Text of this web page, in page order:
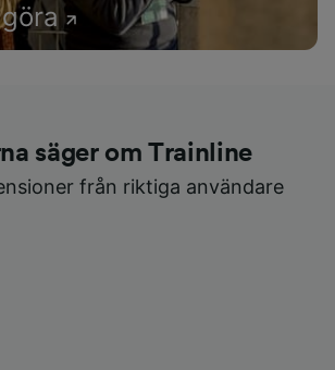
säger om Trainline
från riktiga användare